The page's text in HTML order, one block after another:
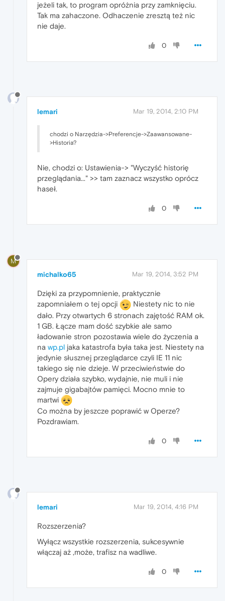
jeżeli tak, to program opróżnia przy zamknięciu.
Tak ma zahaczone. Odhaczenie zresztą też nic
nie daje.
0
lemari Mar 19, 2014, 2:10 PM
chodzi o Narzędzia->Preferencje->Zaawansowane-
>Historia?
Nie, chodzi o: Ustawienia-> "Wyczyść historię
przeglądania..." >> tam zaznacz wszystko oprócz
haseł.
0
M
michalko65 Mar 19, 2014, 3:52 PM
Dzięki za przypomnienie, praktycznie
zapomniałem o tej opcji
Niestety nic to nie
dało. Przy otwartych 6 stronach zajętość RAM ok.
1 GB. Łącze mam dość szybkie ale samo
ładowanie stron pozostawia wiele do życzenia a
na wp.pl jaka katastrofa była taka jest. Niestety na
jedynie słusznej przeglądarce czyli IE 11 nic
takiego się nie dzieje. W przeciwieństwie do
Opery działa szybko, wydajnie, nie muli i nie
zajmuje gigabajtów pamięci. Mocno mnie to
martwi
Co można by jeszcze poprawić w Operze?
Pozdrawiam.
0
lemari Mar 19, 2014, 4:16 PM
Rozszerzenia?
Wyłącz wszystkie rozszerzenia, sukcesywnie
włączaj aż ,może, trafisz na wadliwe.
0